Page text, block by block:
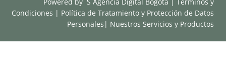
Condiciones | Política de Tratamiento y Protección de Datos
Personales | Nuestros Servicios y Productos